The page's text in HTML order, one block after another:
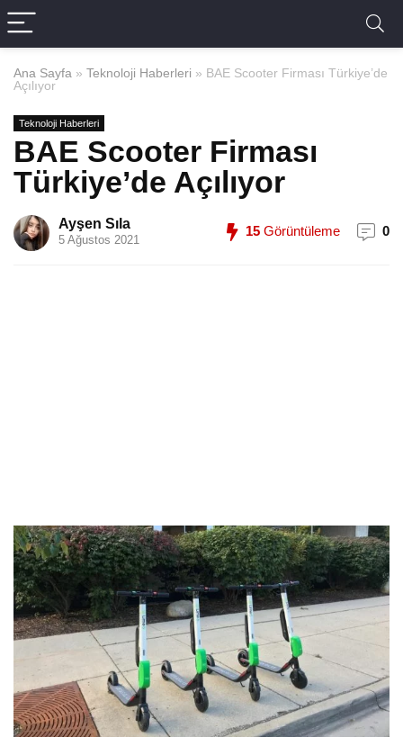
Ana Sayfa » Teknoloji Haberleri » BAE Scooter Firması Türkiye’de
Açılıyor
Teknoloji Haberleri
BAE Scooter Firması
Türkiye’de Açılıyor
Ayşen Sıla
5 Ağustos 2021
15 Görüntüleme 0